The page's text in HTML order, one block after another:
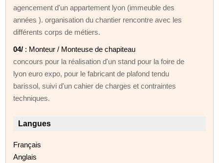
agencement d'un appartement lyon (immeuble des
années ). organisation du chantier rencontre avec les
différents corps de métiers.
04/ : Monteur / Monteuse de chapiteau
concours pour la réalisation d'un stand pour la foire de
lyon euro expo, pour le fabricant de plafond tendu
barissol, suivi d'un cahier de charges et contraintes
techniques.
Langues
Français
Anglais